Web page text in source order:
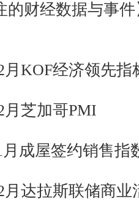
财经数据与事件
KOF经济领先指
芝加哥PMI
成屋签约销售指
达拉斯联储商业